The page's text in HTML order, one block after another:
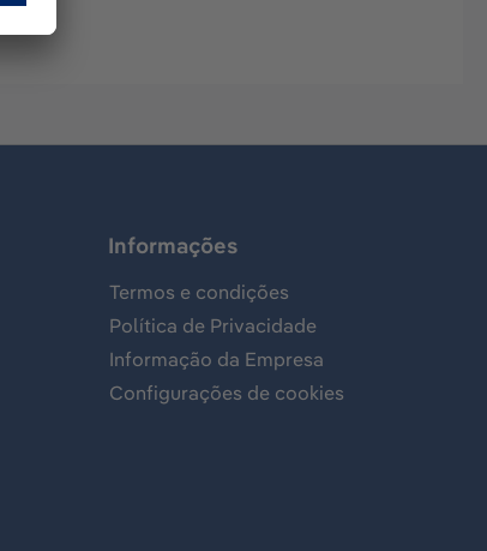
Informações
Termos e condições
Política de Privacidade
Informação da Empresa
Configurações de cookies